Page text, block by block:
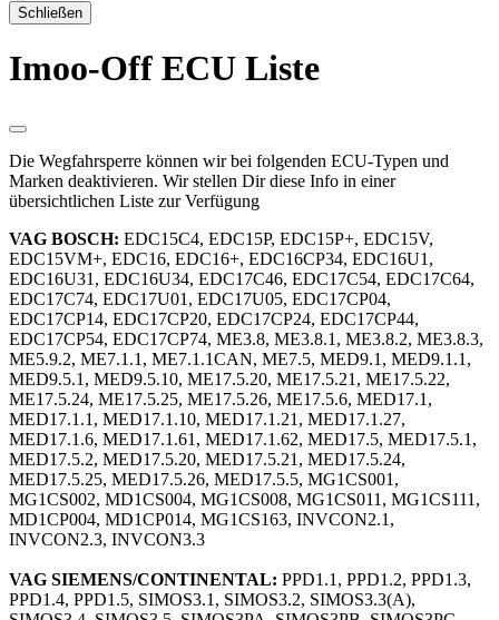
Schließen
Imoo-Off ECU Liste
Die Wegfahrsperre können wir bei folgenden ECU-Typen und
Marken deaktivieren. Wir stellen Dir diese Info in einer
übersichtlichen Liste zur Verfügung
VAG BOSCH: EDC15C4, EDC15P, EDC15P+, EDC15V,
EDC15VM+, EDC16, EDC16+, EDC16CP34, EDC16U1,
EDC16U31, EDC16U34, EDC17C46, EDC17C54, EDC17C64,
EDC17C74, EDC17U01, EDC17U05, EDC17CP04,
EDC17CP14, EDC17CP20, EDC17CP24, EDC17CP44,
EDC17CP54, EDC17CP74, ME3.8, ME3.8.1, ME3.8.2, ME3.8.3,
ME5.9.2, ME7.1.1, ME7.1.1CAN, ME7.5, MED9.1, MED9.1.1,
MED9.5.1, MED9.5.10, ME17.5.20, ME17.5.21, ME17.5.22,
ME17.5.24, ME17.5.25, ME17.5.26, ME17.5.6, MED17.1,
MED17.1.1, MED17.1.10, MED17.1.21, MED17.1.27,
MED17.1.6, MED17.1.61, MED17.1.62, MED17.5, MED17.5.1,
MED17.5.2, MED17.5.20, MED17.5.21, MED17.5.24,
MED17.5.25, MED17.5.26, MED17.5.5, MG1CS001,
MG1CS002, MD1CS004, MG1CS008, MG1CS011, MG1CS111,
MD1CP004, MD1CP014, MG1CS163, INVCON2.1,
INVCON2.3, INVCON3.3
VAG SIEMENS/CONTINENTAL: PPD1.1, PPD1.2, PPD1.3,
PPD1.4, PPD1.5, SIMOS3.1, SIMOS3.2, SIMOS3.3(A),